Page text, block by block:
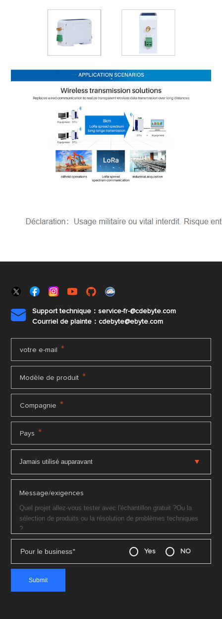

Support technique：service-fr-@cdebyte.com
Courriel de plainte：cdebyte@ebyte.com
votre e-mail *
Modèle de produit *
Compagnie *
Pays *
Message/exigences
Pour le business* Yes NO